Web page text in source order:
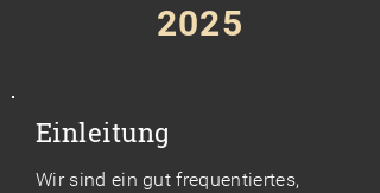
2025
Einleitung
Wir sind ein gut frequentiertes,